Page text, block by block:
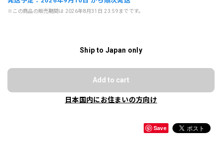
※この商品の販売期間は 2026年8月31日 23:59までです。
Ship to Japan only
Add to cart
日本国内にお住まいの方向け
Save